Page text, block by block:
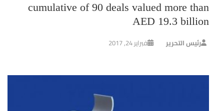
cumulative of 90 deals valued more than
AED 19.3 billion
رئيس التحرير فبراير 24, 2017